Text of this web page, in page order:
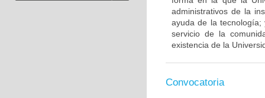
administrativos de la
ayuda de la
servicio de la
existencia de la
Convocatoria